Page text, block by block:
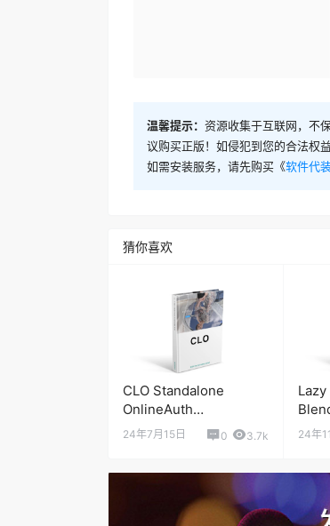
温馨提示： 资源收集于互联网，不
议购买正版！如侵犯到您的合法权
如需安装服务，请先购买《软件代
猜你喜欢
CLO Standalone
OnlineAuth
2025.2.236 三维服装设
24年7月15日 0 3.7k
件
24年